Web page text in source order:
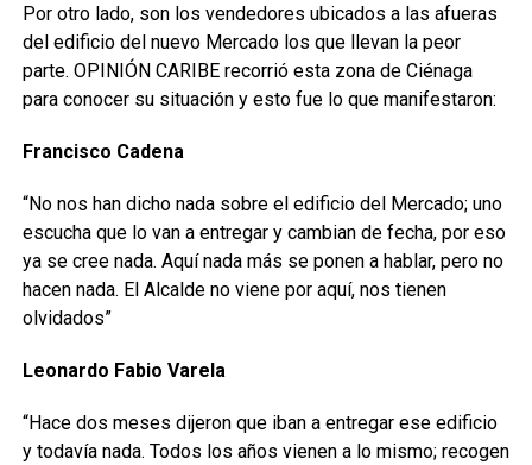
Por otro lado, son los vendedores ubicados a las afueras
del edificio del nuevo Mercado los que llevan la peor
parte. OPINIÓN CARIBE recorrió esta zona de Ciénaga
para conocer su situación y esto fue lo que manifestaron:
Francisco Cadena
“No nos han dicho nada sobre el edificio del Mercado; uno
escucha que lo van a entregar y cambian de fecha, por eso
ya se cree nada. Aquí nada más se ponen a hablar, pero no
hacen nada. El Alcalde no viene por aquí, nos tienen
olvidados”
Leonardo Fabio Varela
“Hace dos meses dijeron que iban a entregar ese edificio
y todavía nada. Todos los años vienen a lo mismo; recogen